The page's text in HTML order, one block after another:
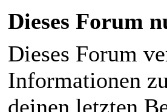
Dieses Forum
Dieses Forum
Informationen
deinen letzten